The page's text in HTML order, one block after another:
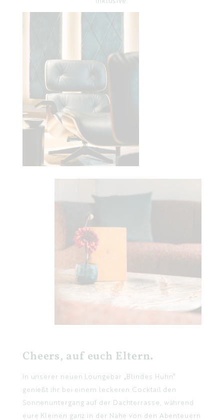
Cheers, auf euch Eltern.
In unserer neuen Loungebar „Blindes Huhn“
genießt ihr bei einem leckeren Cocktail den
Sonnenuntergang auf der Dachterrasse, während
eure Kleinen ganz in der Nähe von den Abenteuern